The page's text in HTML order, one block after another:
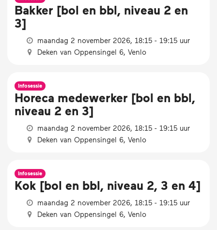
Bakker [bol en bbl, niveau 2 en
3]
maandag 2 november 2026, 18:15 - 19:15 uur
Deken van Oppensingel 6, Venlo
Infosessie
Horeca medewerker [bol en bbl,
niveau 2 en 3]
maandag 2 november 2026, 18:15 - 19:15 uur
Deken van Oppensingel 6, Venlo
Infosessie
Kok [bol en bbl, niveau 2, 3 en 4]
maandag 2 november 2026, 18:15 - 19:15 uur
Deken van Oppensingel 6, Venlo